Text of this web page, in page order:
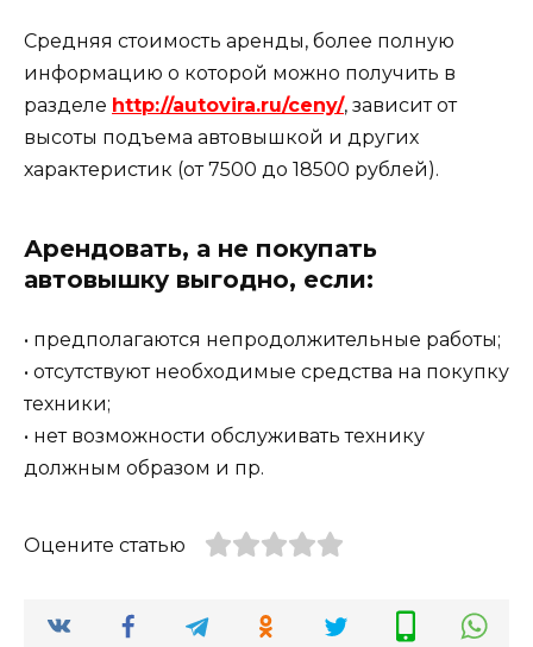
Средняя стоимость аренды, более полную
информацию о которой можно получить в
разделе http://autovira.ru/ceny/, зависит от
высоты подъема автовышкой и других
характеристик (от 7500 до 18500 рублей).
Арендовать, а не покупать
автовышку выгодно, если:
• предполагаются непродолжительные работы;
• отсутствуют необходимые средства на покупку
техники;
• нет возможности обслуживать технику
должным образом и пр.
Оцените статью